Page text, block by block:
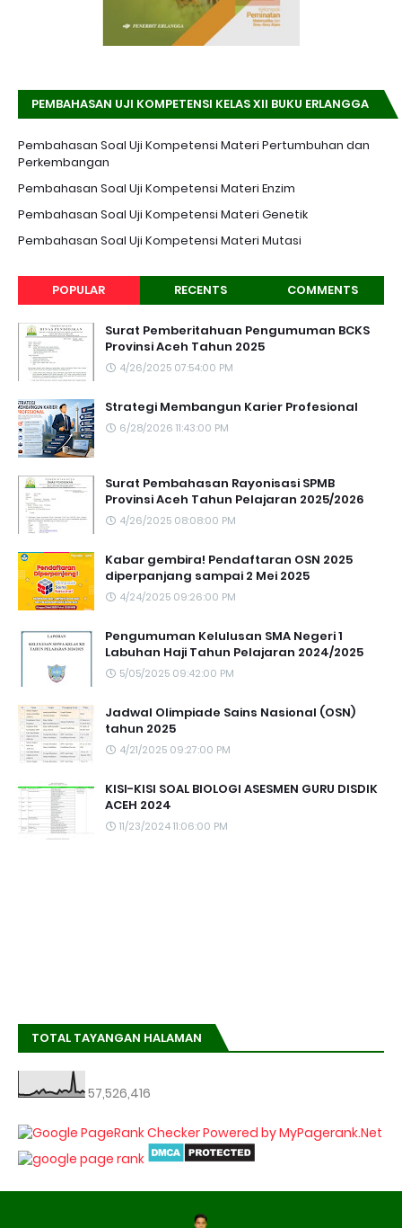
PEMBAHASAN UJI KOMPETENSI KELAS XII BUKU ERLANGGA
Pembahasan Soal Uji Kompetensi Materi Pertumbuhan dan
Perkembangan
Pembahasan Soal Uji Kompetensi Materi Enzim
Pembahasan Soal Uji Kompetensi Materi Genetik
Pembahasan Soal Uji Kompetensi Materi Mutasi
POPULAR RECENTS COMMENTS
Surat Pemberitahuan Pengumuman BCKS
Provinsi Aceh Tahun 2025
4/26/2025 07:54:00 PM
Strategi Membangun Karier Profesional
6/28/2026 11:43:00 PM
Surat Pembahasan Rayonisasi SPMB
Provinsi Aceh Tahun Pelajaran 2025/2026
4/26/2025 08:08:00 PM
Kabar gembira! Pendaftaran OSN 2025
diperpanjang sampai 2 Mei 2025
4/24/2025 09:26:00 PM
Pengumuman Kelulusan SMA Negeri 1
Labuhan Haji Tahun Pelajaran 2024/2025
5/05/2025 09:42:00 PM
Jadwal Olimpiade Sains Nasional (OSN)
tahun 2025
4/21/2025 09:27:00 PM
KISI-KISI SOAL BIOLOGI ASESMEN GURU DISDIK
ACEH 2024
11/23/2024 11:06:00 PM
TOTAL TAYANGAN HALAMAN
57,526,416